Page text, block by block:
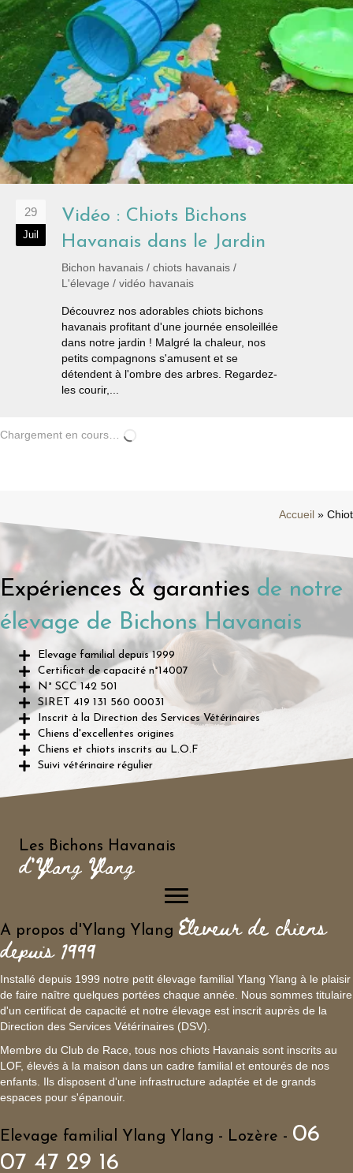
29
Juil
Vidéo : Chiots Bichons
Havanais dans le Jardin
Bichon havanais / chiots havanais /
L'élevage / vidéo havanais
Découvrez nos adorables chiots bichons
havanais profitant d'une journée ensoleillée
dans notre jardin ! Malgré la chaleur, nos
petits compagnons s'amusent et se
détendent à l'ombre des arbres. Regardez-
les courir,...
Mai
Chiots Bichons Havanais
Bichon havanais /chiots havanais
L'élevage / vidéo havanais
Découvrez nos adorables nouveaux chiots
bichons havanais, nés récemment dans
notre élevage familial ! Dans cette vidéo,
vous pourrez admirer leur douce fourrure,
leur énergie débordante et leur irrésistible
24
🐾🌟 Nos adorables petits
🐾